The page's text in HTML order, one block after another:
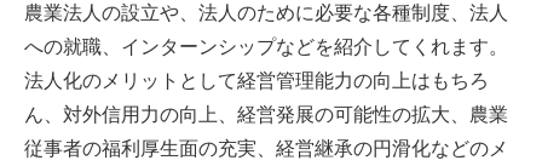
農業法人の設立や、法人のために必要な各種制度、法人
への就職、インターンシップなどを紹介してくれます。
法人化のメリットとして経営管理能力の向上はもちろ
ん、対外信用力の向上、経営発展の可能性の拡大、農業
従事者の福利厚生面の充実、経営継承の円滑化などのメ